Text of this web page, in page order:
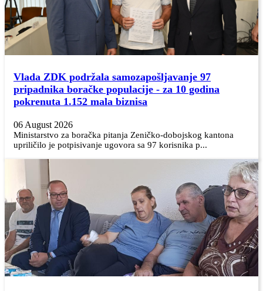
Vlada ZDK podržala samozapošljavanje 97
pripadnika boračke populacije - za 10 godina
pokrenuta 1.152 mala biznisa
06 August 2026
Ministarstvo za boračka pitanja Zeničko-dobojskog kantona
upriličilo je potpisivanje ugovora sa 97 korisnika p...